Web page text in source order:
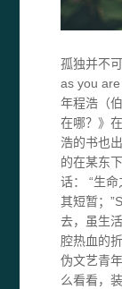
孤独并不
as you
年程浩（
在哪？》
浩的书也
的在某东
话： “生
其短暂；
去，虽生
腔热血的
伪文艺青
么看看，